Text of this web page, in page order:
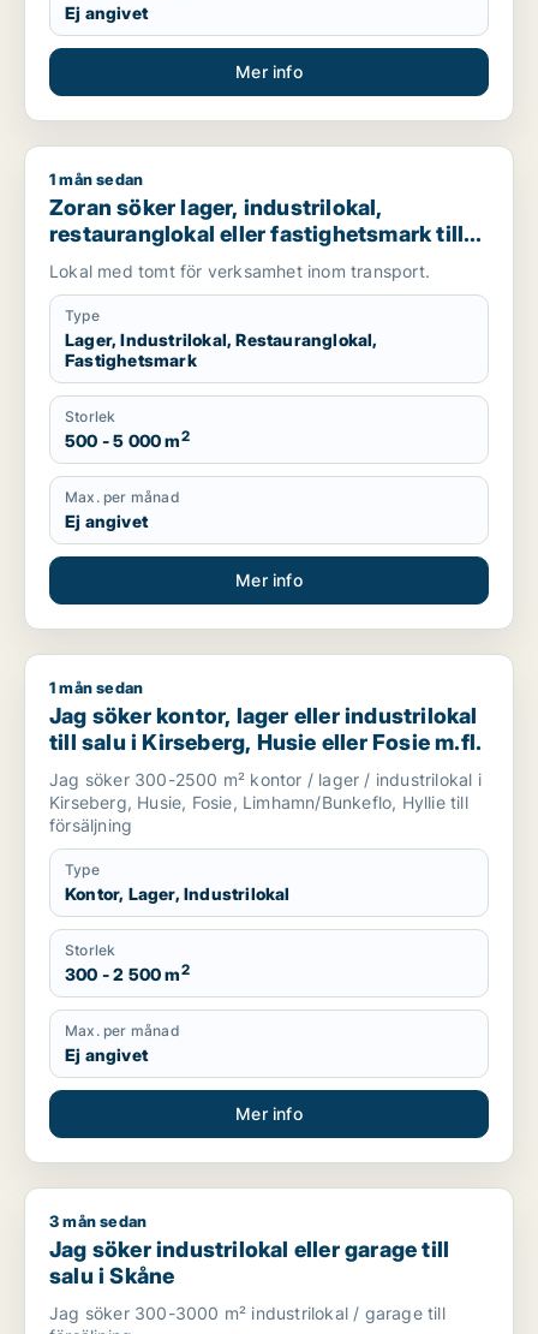
Ej angivet
Mer info
Zoran söker lager, industrilokal, restauranglokal eller
1 mån sedan
Zoran söker lager, industrilokal,
restauranglokal eller fastighetsmark till
salu i Malmö
Lokal med tomt för verksamhet inom transport.
Type
Lager, Industrilokal, Restauranglokal,
Fastighetsmark
Storlek
500 - 5 000 m2
Max. per månad
Ej angivet
Mer info
Jag söker kontor, lager eller industrilokal till salu i Kirseberg,
1 mån sedan
Jag söker kontor, lager eller industrilokal
till salu i Kirseberg, Husie eller Fosie m.fl.
Jag söker 300-2500 m² kontor / lager / industrilokal i
Kirseberg, Husie, Fosie, Limhamn/Bunkeflo, Hyllie till
försäljning
Type
Kontor, Lager, Industrilokal
Storlek
300 - 2 500 m2
Max. per månad
Ej angivet
Mer info
Jag söker industrilokal eller garage till salu i Skåne
3 mån sedan
Jag söker industrilokal eller garage till
salu i Skåne
Jag söker 300-3000 m² industrilokal / garage till